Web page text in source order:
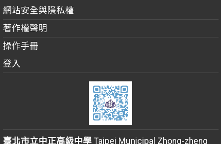
網站安全與隱私權
著作權聲明
操作手冊
登入
臺北市立中正高級中學Taipei Municipal Zhong-zheng